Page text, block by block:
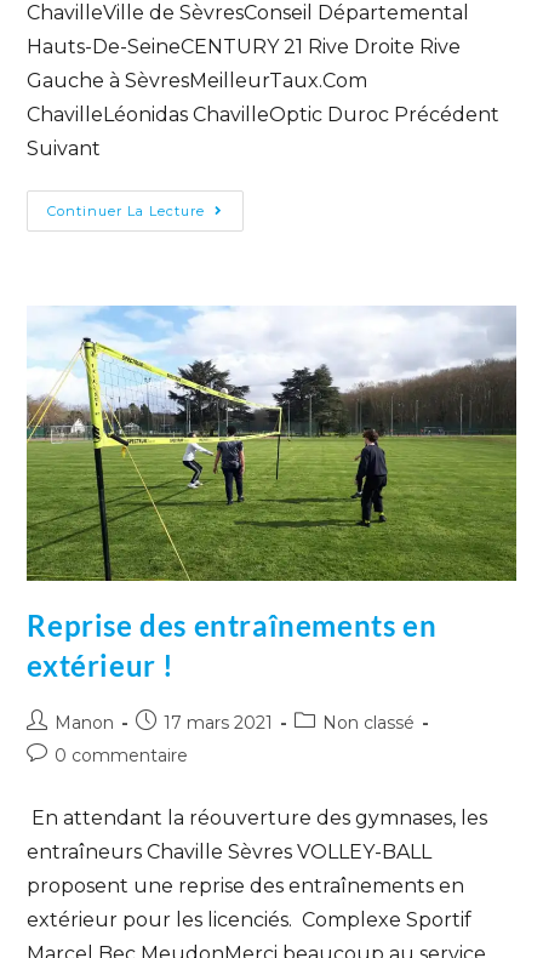
ChavilleVille de SèvresConseil Départemental
Hauts-De-SeineCENTURY 21 Rive Droite Rive
Gauche à SèvresMeilleurTaux.Com
ChavilleLéonidas ChavilleOptic Duroc Précédent
Suivant
Continuer La Lecture
Reprise des entraînements en
extérieur !
Manon 17 mars 2021
Non classé
0 commentaire
En attendant la réouverture des gymnases, les
entraîneurs Chaville Sèvres VOLLEY-BALL
proposent une reprise des entraînements en
extérieur pour les licenciés. Complexe Sportif